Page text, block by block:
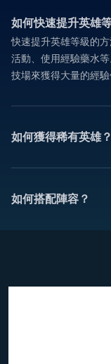
如何快速提升英雄
快速提升英雄等級的
活動、使用經驗藥水
技場來獲得大量的經驗
如何獲得稀有英雄？
如何搭配陣容？